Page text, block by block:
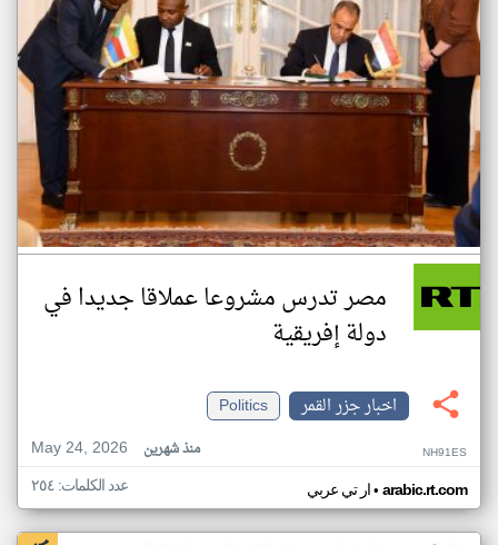
مصر تدرس مشروعا عملاقا جديدا في
دولة إفريقية
اخبار جزر القمر
Politics
May 24, 2026
منذ شهرين NH91ES
ار تي عربي• arabic.rt.com عدد الكلمات: ٢٥٤